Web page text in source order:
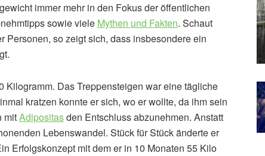
immer mehr in den Fokus der öffentlichen
sowie viele Mythen und Fakten. Schaut
so zeigt sich, dass insbesondere ein
Kilogramm. Das Treppensteigen war eine tägliche
kratzen konnte er sich, wo er wollte, da ihm sein
mitAdipositasden Entschluss abzunehmen. Anstatt
Lebenswandel. Stück für Stück änderte er
Erfolgskonzept mit dem er in 10 Monaten 55 Kilo